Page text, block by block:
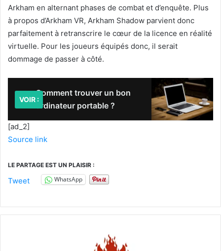
Arkham en alternant phases de combat et d’enquête. Plus
à propos d’Arkham VR, Arkham Shadow parvient donc
parfaitement à retranscrire le cœur de la licence en réalité
virtuelle. Pour les joueurs équipés donc, il serait
dommage de passer à côté.
Comment trouver un bon
ordinateur portable ?
VOIR :
[ad_2]
Source link
LE PARTAGE EST UN PLAISIR :
Tweet WhatsApp